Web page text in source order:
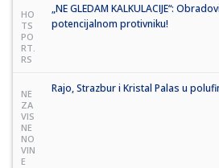
HO
TS
PO
RT.
RS
„NE GLEDAM KALKULACIJE“:
potencijalnom protivniku!
NE
ZA
VIS
NE
NO
VIN
E
Rajo, Strazbur i Kristal Palas u